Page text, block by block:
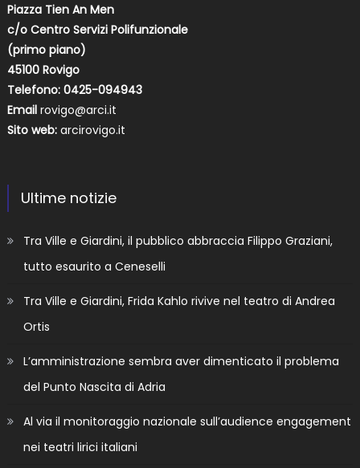
Piazza Tien An Men
c/o Centro Servizi Polifunzionale
(primo piano)
45100 Rovigo
Telefono: 0425-094943
Email rovigo@arci.it
Sito web: arcirovigo.it
Ultime notizie
Tra Ville e Giardini, il pubblico abbraccia Filippo Graziani,
tutto esaurito a Ceneselli
Tra Ville e Giardini, Frida Kahlo rivive nel teatro di Andrea
Ortis
L’amministrazione sembra aver dimenticato il problema
del Punto Nascita di Adria
Al via il monitoraggio nazionale sull’audience engagement
nei teatri lirici italiani